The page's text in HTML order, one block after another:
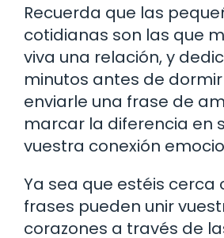
Recuerda que las
cotidianas son las que
viva una relación, y
minutos antes de
enviarle una frase de
marcar la diferencia en
vuestra conexión
Ya sea que estéis cerca
frases pueden unir
corazones a través de